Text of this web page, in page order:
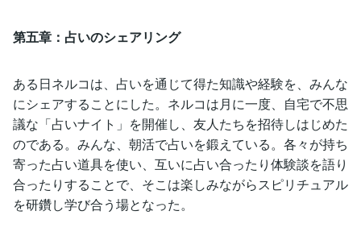
第五章：占いのシェアリング
ある日ネルコは、占いを通じて得た知識や経験を、みんな
にシェアすることにした。ネルコは月に一度、自宅で不思
議な「占いナイト」を開催し、友人たちを招待しはじめた
のである。みんな、朝活で占いを鍛えている。各々が持ち
寄った占い道具を使い、互いに占い合ったり体験談を語り
合ったりすることで、そこは楽しみながらスピリチュアル
を研鑽し学び合う場となった。